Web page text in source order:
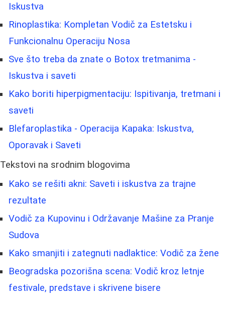
Iskustva
Rinoplastika: Kompletan Vodič za Estetsku i
Funkcionalnu Operaciju Nosa
Sve što treba da znate o Botox tretmanima -
Iskustva i saveti
Kako boriti hiperpigmentaciju: Ispitivanja, tretmani i
saveti
Blefaroplastika - Operacija Kapaka: Iskustva,
Oporavak i Saveti
Tekstovi na srodnim blogovima
Kako se rešiti akni: Saveti i iskustva za trajne
rezultate
Vodič za Kupovinu i Održavanje Mašine za Pranje
Sudova
Kako smanjiti i zategnuti nadlaktice: Vodič za žene
Beogradska pozorišna scena: Vodič kroz letnje
festivale, predstave i skrivene bisere